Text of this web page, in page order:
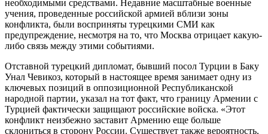
необходимыми средствами. Недавние масштабные военные
учения, проведенные российской армией вблизи зоны
конфликта, были восприняты турецкими СМИ как
предупреждение, несмотря на то, что Москва отрицает какую-
либо связь между этими событиями.
Отставной турецкий дипломат, бывший посол Турции в Баку
Унал Чевикоз, который в настоящее время занимает одну из
ключевых позиций в оппозиционной Республиканской
народной партии, указал на тот факт, что границу Армении с
Турцией фактически защищают российские войска. «Этот
конфликт неизбежно заставит Армению еще больше
склониться в сторону России. Существует также вероятность,